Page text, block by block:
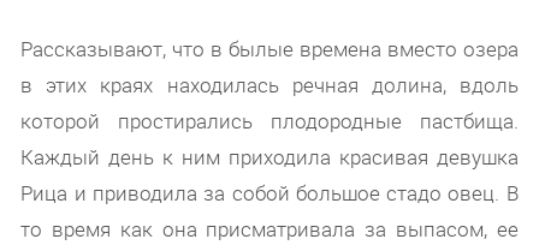
Рассказывают, что в былые времена вместо озера
в этих краях находилась речная долина, вдоль
которой простирались плодородные пастбища.
Каждый день к ним приходила красивая девушка
Рица и приводила за собой большое стадо овец. В
то время как она присматривала за выпасом, ее